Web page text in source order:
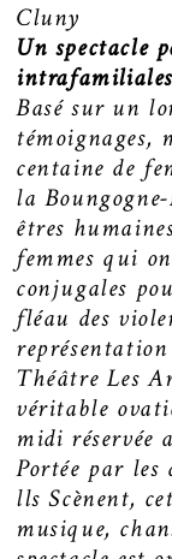
Cluny
Un spectacle
intrafamiliales
Basé sur un
témoignages,
centaine de
la
êtres
femmes qui
conjugales
fléau des
Théâtre Les
véritable
midi réservée
Portée par les
lls Scènent,
musique,